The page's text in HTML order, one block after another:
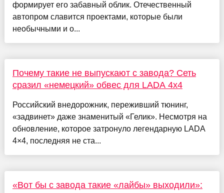
формирует его забавный облик. Отечественный
автопром славится проектами, которые были
необычными и о...
Почему такие не выпускают с завода? Сеть
сразил «немецкий» обвес для LADA 4x4
Российский внедорожник, переживший тюнинг,
«задвинет» даже знаменитый «Гелик». Несмотря на
обновление, которое затронуло легендарную LADA
4×4, последняя не ста...
«Вот бы с завода такие «лайбы» выходили»: